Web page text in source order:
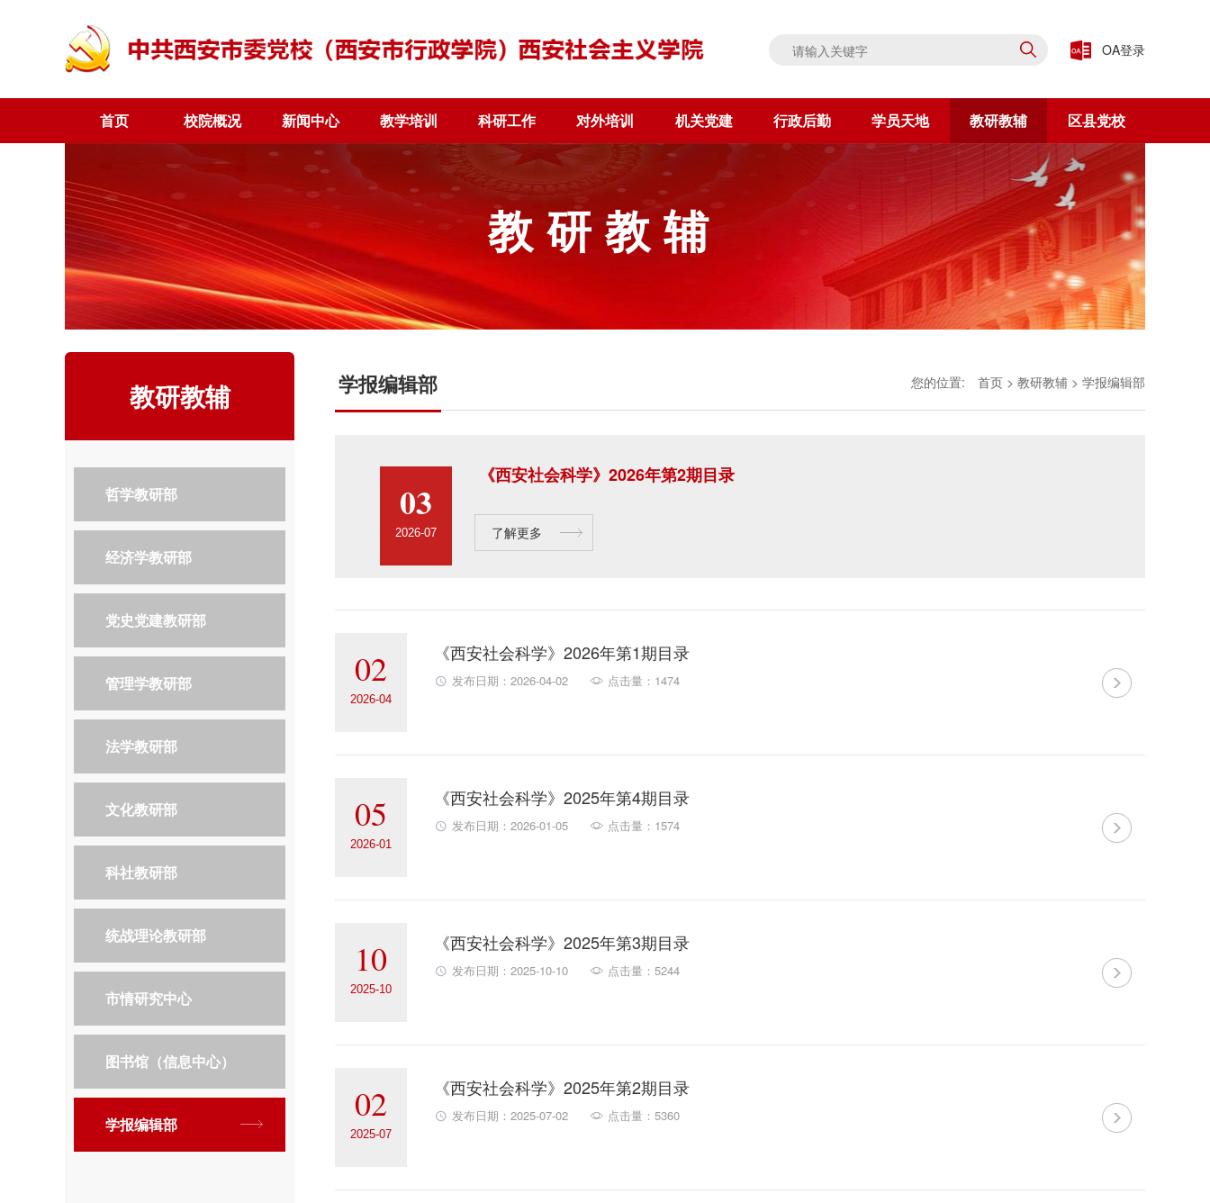
OA登录
首页 校院概况 新闻中心 教学培训 科研工作 对外培训 机关党建 行政后勤 学员天地 教研教辅 区县党校
教研教辅
教研教辅
哲学教研部
经济学教研部
党史党建教研部
管理学教研部
法学教研部
文化教研部
科社教研部
统战理论教研部
市情研究中心
图书馆（信息中心）
学报编辑部
学报编辑部 您的位置: 首页 > 教研教辅 > 学报编辑部
03
2026-07
《西安社会科学》2026年第2期目录
了解更多
02
2026-04
《西安社会科学》2026年第1期目录
发布日期：2026-04-02 点击量：1474
05
2026-01
《西安社会科学》2025年第4期目录
发布日期：2026-01-05 点击量：1574
10
2025-10
《西安社会科学》2025年第3期目录
发布日期：2025-10-10 点击量：5244
02
2025-07
《西安社会科学》2025年第2期目录
发布日期：2025-07-02 点击量：5360